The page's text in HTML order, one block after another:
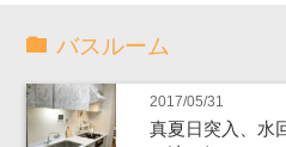
バスルーム
2017/05/31
真夏日突入、水